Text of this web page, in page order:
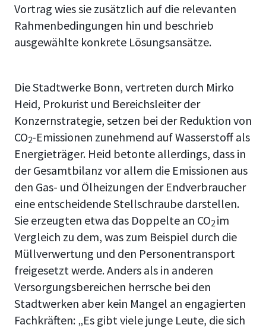
Vortrag wies sie zusätzlich auf die relevanten
Rahmenbedingungen hin und beschrieb
ausgewählte konkrete Lösungsansätze.
Die Stadtwerke Bonn, vertreten durch Mirko
Heid, Prokurist und Bereichsleiter der
Konzernstrategie, setzen bei der Reduktion von
CO2-Emissionen zunehmend auf Wasserstoff als
Energieträger. Heid betonte allerdings, dass in
der Gesamtbilanz vor allem die Emissionen aus
den Gas- und Ölheizungen der Endverbraucher
eine entscheidende Stellschraube darstellen.
Sie erzeugten etwa das Doppelte an CO2 im
Vergleich zu dem, was zum Beispiel durch die
Müllverwertung und den Personentransport
freigesetzt werde. Anders als in anderen
Versorgungsbereichen herrsche bei den
Stadtwerken aber kein Mangel an engagierten
Fachkräften: „Es gibt viele junge Leute, die sich